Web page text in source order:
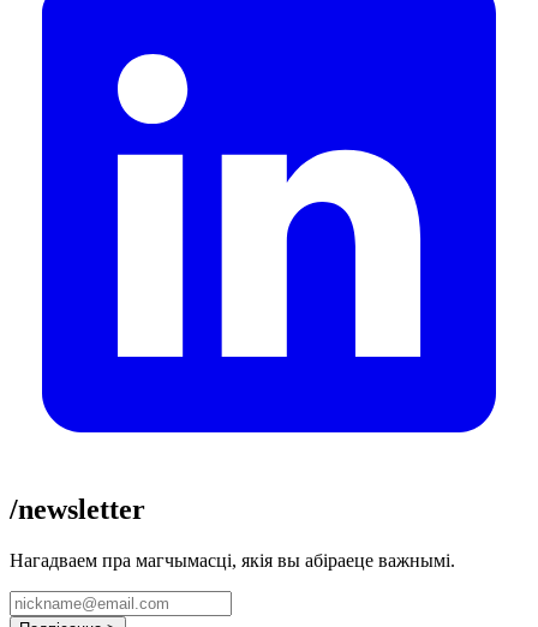
/newsletter
Нагадваем пра магчымасці, якія вы абіраеце важнымі.